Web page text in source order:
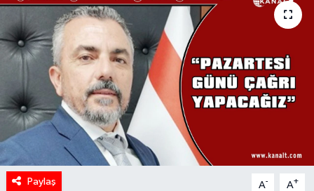
Paylaş A- A+